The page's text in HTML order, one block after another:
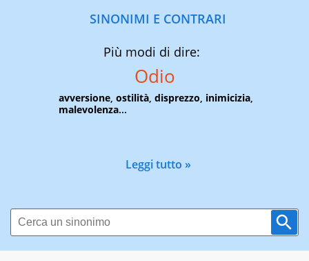
SINONIMI E CONTRARI
Più modi di dire:
Odio
avversione, ostilità, disprezzo, inimicizia,
malevolenza...
Leggi tutto »